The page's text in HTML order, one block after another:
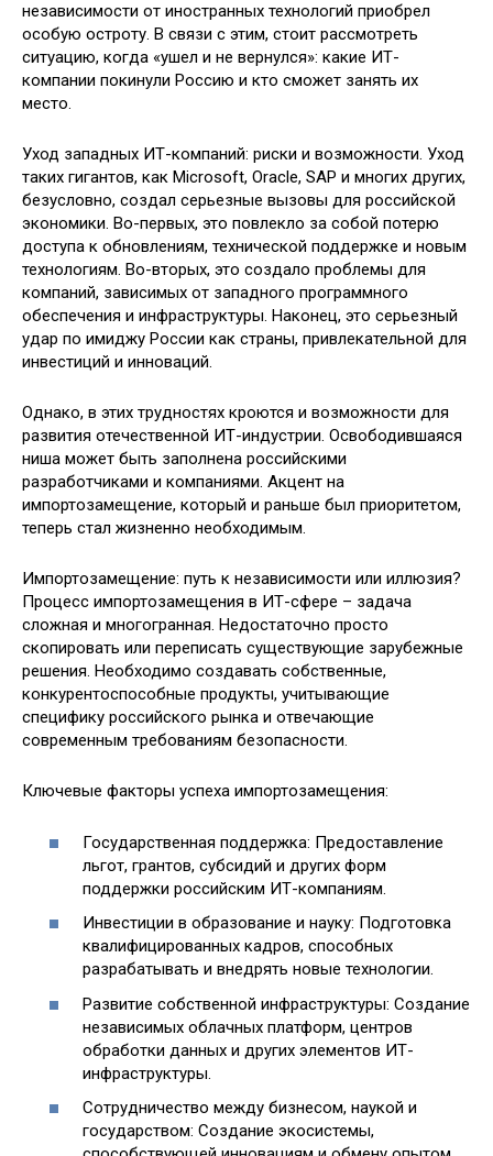
независимости от иностранных технологий приобрел
особую остроту. В связи с этим, стоит рассмотреть
ситуацию, когда «ушел и не вернулся»: какие ИТ-
компании покинули Россию и кто сможет занять их
место.
Уход западных ИТ-компаний: риски и возможности. Уход
таких гигантов, как Microsoft, Oracle, SAP и многих других,
безусловно, создал серьезные вызовы для российской
экономики. Во-первых, это повлекло за собой потерю
доступа к обновлениям, технической поддержке и новым
технологиям. Во-вторых, это создало проблемы для
компаний, зависимых от западного программного
обеспечения и инфраструктуры. Наконец, это серьезный
удар по имиджу России как страны, привлекательной для
инвестиций и инноваций.
Однако, в этих трудностях кроются и возможности для
развития отечественной ИТ-индустрии. Освободившаяся
ниша может быть заполнена российскими
разработчиками и компаниями. Акцент на
импортозамещение, который и раньше был приоритетом,
теперь стал жизненно необходимым.
Импортозамещение: путь к независимости или иллюзия?
Процесс импортозамещения в ИТ-сфере – задача
сложная и многогранная. Недостаточно просто
скопировать или переписать существующие зарубежные
решения. Необходимо создавать собственные,
конкурентоспособные продукты, учитывающие
специфику российского рынка и отвечающие
современным требованиям безопасности.
Ключевые факторы успеха импортозамещения:
Государственная поддержка: Предоставление
льгот, грантов, субсидий и других форм
поддержки российским ИТ-компаниям.
Инвестиции в образование и науку: Подготовка
квалифицированных кадров, способных
разрабатывать и внедрять новые технологии.
Развитие собственной инфраструктуры: Создание
независимых облачных платформ, центров
обработки данных и других элементов ИТ-
инфраструктуры.
Сотрудничество между бизнесом, наукой и
государством: Создание экосистемы,